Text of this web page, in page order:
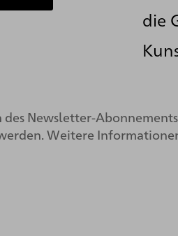
die
Newsletter-
Weitere